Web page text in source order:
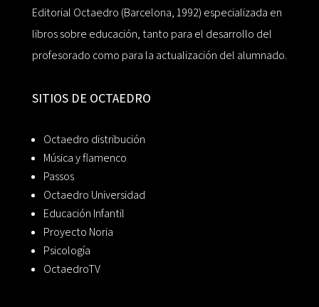
Editorial Octaedro (Barcelona, 1992) especializada en
libros sobre educación, tanto para el desarrollo del
profesorado como para la actualización del alumnado.
SITIOS DE OCTAEDRO
Octaedro distribución
Música y flamenco
Passos
Octaedro Universidad
Educación Infantil
Proyecto Noria
Psicología
OctaedroTV